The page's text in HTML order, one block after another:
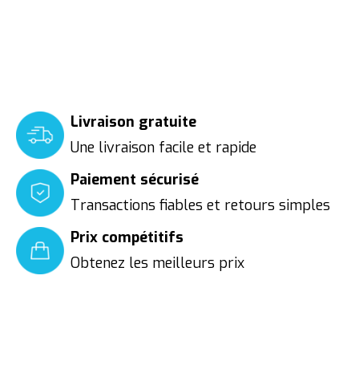
Livraison gratuite
Une livraison facile et rapide
Paiement sécurisé
Transactions fiables et retours simples
Prix compétitifs
Obtenez les meilleurs prix